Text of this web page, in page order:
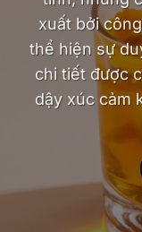
xuất bởi
thể hiện sự
chi tiết được
dậy xúc cảm